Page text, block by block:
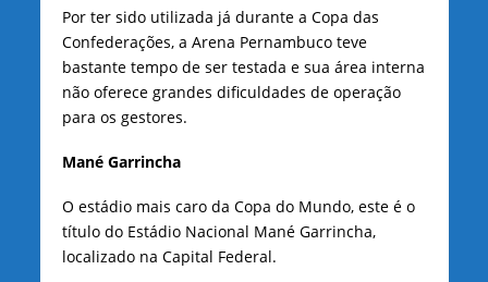
Por ter sido utilizada já durante a Copa das
Confederações, a Arena Pernambuco teve
bastante tempo de ser testada e sua área interna
não oferece grandes dificuldades de operação
para os gestores.
Mané Garrincha
O estádio mais caro da Copa do Mundo, este é o
título do Estádio Nacional Mané Garrincha,
localizado na Capital Federal.